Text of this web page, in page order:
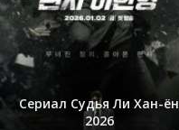
Сериал Судья Ли Хан-ён
2026